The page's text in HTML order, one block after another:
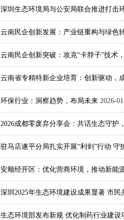
深圳生态环境局与公安局联合推进打击
云南民企创新发展：产业链重构与绿色
云南民企创新突破：攻克“卡脖子”技术
云南省专精特新企业培育：创新驱动，
环保行业：洞察趋势，布局未来 2026-
2026成都零废弃分享会：共话生态守护
驻马店遂平分局扎实开展“利剑”行动 守
安顺经开区：优化营商环境，推动新能
深圳2025年生态环境建设成果显著 市民
生态环境部发布新规 优化制药行业建设